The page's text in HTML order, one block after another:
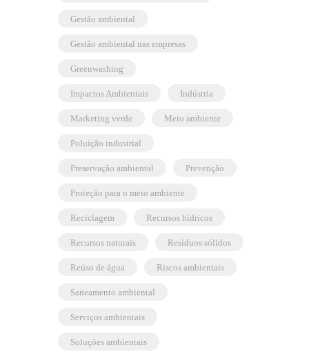
gestão ambiental
gestão ambiental nas empresas
greenwashing
Impactos Ambientais indústria
marketing verde meio ambiente
poluição industrial
preservação ambiental prevenção
proteção para o meio ambiente
reciclagem recursos hídricos
recursos naturais resíduos sólidos
reúso de água riscos ambientais
saneamento ambiental
serviços ambientais
soluções ambientais